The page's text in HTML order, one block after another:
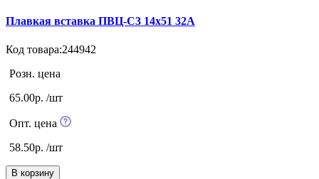
Плавкая вставка ПВЦ-С3 14х51 32А
Код товара:244942
Розн. цена
65.00р. /шт
Опт. цена
58.50р. /шт
В корзину